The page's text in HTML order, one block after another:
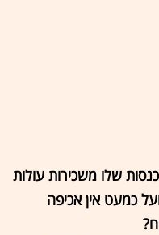
שלו משכירות עולות
כמעט אין אכיפה